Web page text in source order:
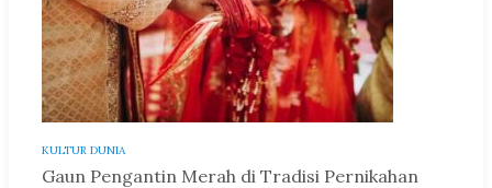
KULTUR DUNIA
Gaun Pengantin Merah di Tradisi Pernikahan